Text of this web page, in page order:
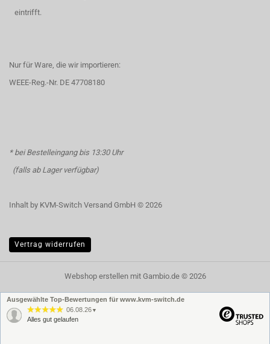
eintrifft.
Nur für Ware, die wir importieren:
WEEE-Reg.-Nr. DE 47708180
* bei Bestelleingang bis 13:30 Uhr
(falls ab Lager verfügbar)
Inhalt by KVM-Switch Versand GmbH © 2026
Vertrag widerrufen
Webshop erstellenmit Gambio.de © 2026
Ausgewählte Top-Bewertungen für www.kvm-switch.de
06.08.26 ▼
Alles gut gelaufen